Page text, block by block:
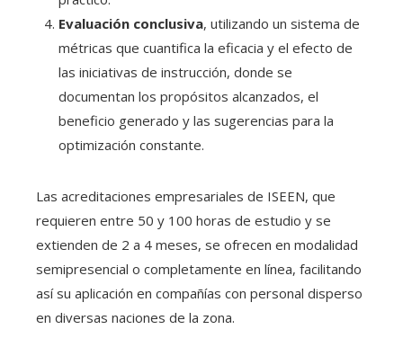
Evaluación conclusiva, utilizando un sistema de
métricas que cuantifica la eficacia y el efecto de
las iniciativas de instrucción, donde se
documentan los propósitos alcanzados, el
beneficio generado y las sugerencias para la
optimización constante.
Las acreditaciones empresariales de ISEEN, que
requieren entre 50 y 100 horas de estudio y se
extienden de 2 a 4 meses, se ofrecen en modalidad
semipresencial o completamente en línea, facilitando
así su aplicación en compañías con personal disperso
en diversas naciones de la zona.